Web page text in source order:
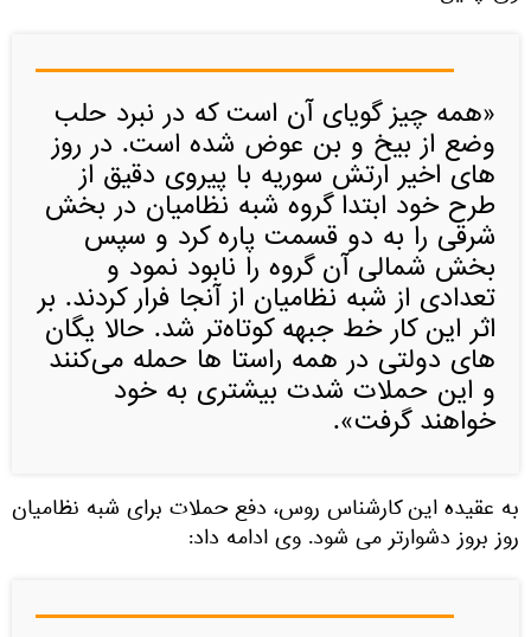
«همه چیز گویای آن است که در نبرد حلب
وضع از بیخ و بن عوض شده است. در روز
های اخیر ارتش سوریه با پیروی دقیق از
طرح خود ابتدا گروه شبه نظامیان در بخش
شرقی را به دو قسمت پاره کرد و سپس
بخش شمالی آن گروه را نابود نمود و
تعدادی از شبه نظامیان از آنجا فرار کردند. بر
اثر این کار خط جبهه کوتاه‌تر شد. حالا یگان
های دولتی در همه راستا ها حمله می‌کنند
و این حملات شدت بیشتری به خود
خواهند گرفت».
به عقیده این کارشناس روس، دفع حملات برای شبه نظامیان
روز بروز دشوارتر می شود. وی ادامه داد: